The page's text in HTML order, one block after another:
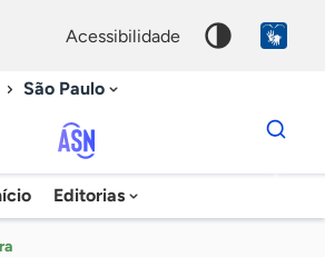
acessibilidade
São Paulo
Agência
Sebrae
Editorias
Dados
para
chave